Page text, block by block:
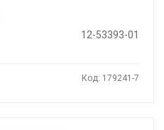
12-53393-01
Код: 179241-7